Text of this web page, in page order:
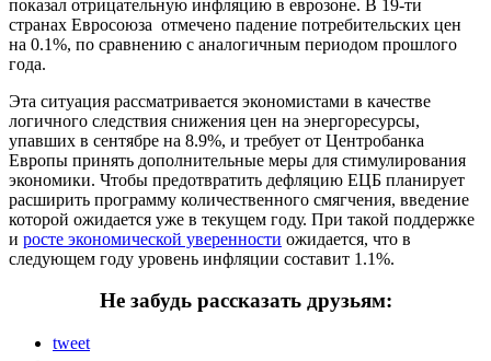
показал отрицательную инфляцию в еврозоне. В 19-ти
странах Евросоюза отмечено падение потребительских цен
на 0.1%, по сравнению с аналогичным периодом прошлого
года.
Эта ситуация рассматривается экономистами в качестве
логичного следствия снижения цен на энергоресурсы,
упавших в сентябре на 8.9%, и требует от Центробанка
Европы принять дополнительные меры для стимулирования
экономики. Чтобы предотвратить дефляцию ЕЦБ планирует
расширить программу количественного смягчения, введение
которой ожидается уже в текущем году. При такой поддержке
и росте экономической уверенности ожидается, что в
следующем году уровень инфляции составит 1.1%.
Не забудь рассказать друзьям:
tweet